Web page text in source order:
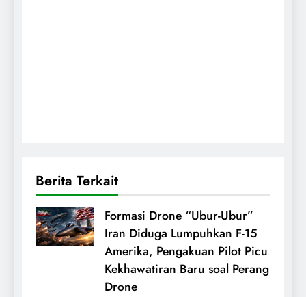
Berita Terkait
Formasi Drone “Ubur-Ubur”
Iran Diduga Lumpuhkan F-15
Amerika, Pengakuan Pilot Picu
Kekhawatiran Baru soal Perang
Drone